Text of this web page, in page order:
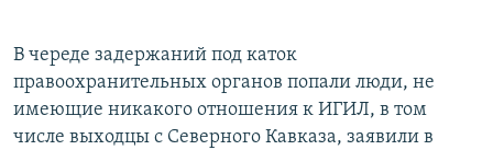
В череде задержаний под каток
правоохранительных органов попали люди, не
имеющие никакого отношения к ИГИЛ, в том
числе выходцы с Северного Кавказа, заявили в